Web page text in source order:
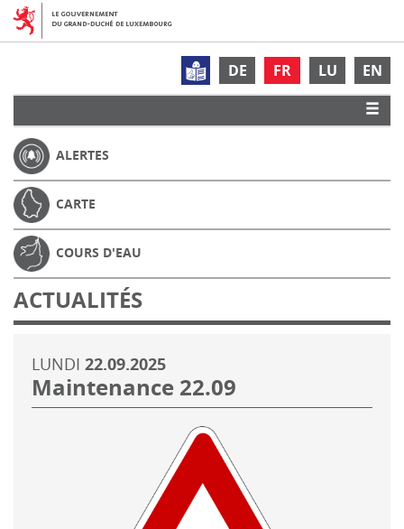
DE FR LU EN
ALERTES
CARTE
COURS D'EAU
ACTUALITÉS
LUNDI 22.09.2025
Maintenance 22.09